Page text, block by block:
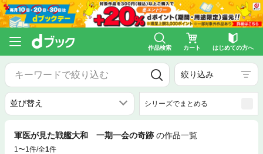
作品検索 カート はじめての方へ
絞り込み
シリーズでまとめる
軍医が見た戦艦大和 一期一会の奇跡 の作品一覧
1〜1件/全1件